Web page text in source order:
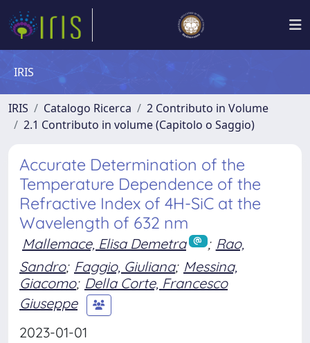
IRIS
IRIS Catalogo Ricerca
2 Contributo in Volume
2.1 Contributo in volume (Capitolo o Saggio)
Accurate Determination of the
Temperature Dependence of the
Refractive Index of 4H-SiC at the
Wavelength of 632 nm
Mallemace, Elisa Demetra ; Rao,
Sandro; Faggio, Giuliana; Messina,
Giacomo; Della Corte, Francesco
Giuseppe
2023-01-01